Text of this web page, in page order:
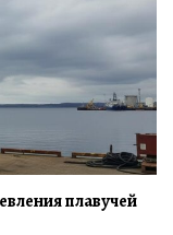
плавучей